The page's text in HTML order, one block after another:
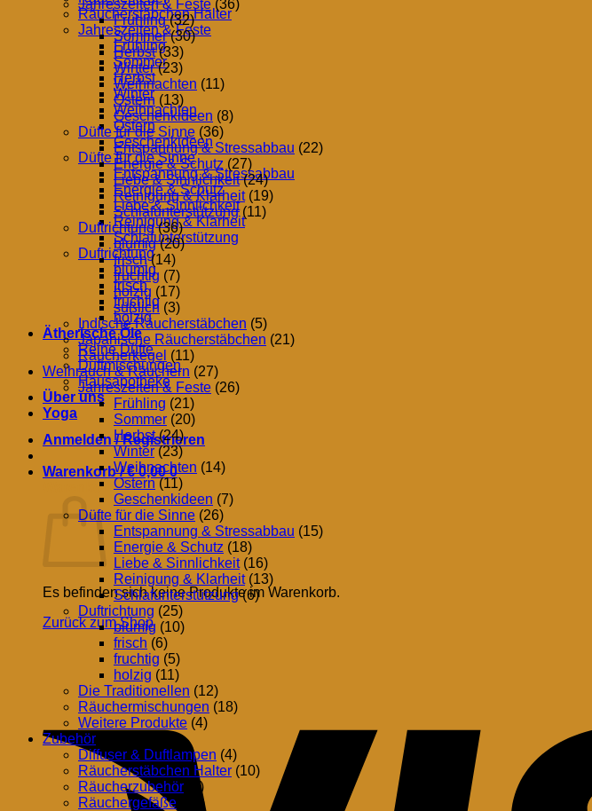
Räucherstäbchen Halter
Jahreszeiten & Feste
Frühling
Sommer
Herbst
Winter
Weihnachten
Ostern
Geschenkideen
Düfte für die Sinne
Entspannung & Stressabbau
Energie & Schutz
Liebe & Sinnlichkeit
Reinigung & Klarheit
Schlafunterstützung
Duftrichtung
blumig
frisch
fruchtig
holzig
Ätherische Öle
Reine Düfte
Duftmischungen
Hausapotheke
Über uns
Yoga
Anmelden / Registrieren
Warenkorb /€0,00 0
Warenkorb
Es befinden sich keine Produkte im Warenkorb.
Zurück zum Shop
Jahreszeiten & Feste (36)
Frühling (32)
Sommer (30)
Herbst (33)
Winter (23)
Weihnachten (11)
Ostern (13)
Geschenkideen (8)
Düfte für die Sinne (36)
Entspannung & Stressabbau (22)
Energie & Schutz (27)
Liebe & Sinnlichkeit (24)
Reinigung & Klarheit (19)
Schlafunterstützung (11)
Duftrichtung (36)
blumig (20)
frisch (14)
fruchtig (7)
holzig (17)
süßlich (3)
Indische Räucherstäbchen (5)
Japanische Räucherstäbchen (21)
Räucherkegel (11)
Weihrauch & Räuchern (27)
Jahreszeiten & Feste (26)
Frühling (21)
Sommer (20)
Herbst (24)
Winter (23)
Weihnachten (14)
Ostern (11)
Geschenkideen (7)
Düfte für die Sinne (26)
Entspannung & Stressabbau (15)
Energie & Schutz (18)
Liebe & Sinnlichkeit (16)
Reinigung & Klarheit (13)
Schlafunterstützung (6)
Duftrichtung (25)
blumig (10)
frisch (6)
fruchtig (5)
holzig (11)
Die Traditionellen (12)
Räuchermischungen (18)
Weitere Produkte (4)
Zubehör
Diffuser & Duftlampen (4)
Räucherstäbchen Halter (10)
Räucherzubehör
(8)
Räuchergefäße
(23)